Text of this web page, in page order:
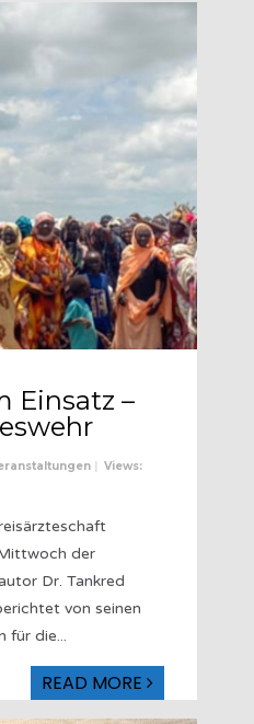
Einsatz –
Views:
der
Dr. Tankred
von seinen
für die...
READ MORE